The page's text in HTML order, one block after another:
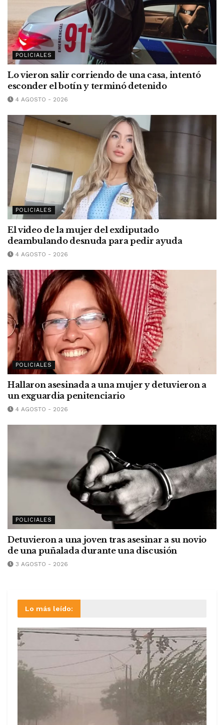
POLICIALES
Lo vieron salir corriendo de una casa, intentó
esconder el botín y terminó detenido
4 AGOSTO - 2026
POLICIALES
El video de la mujer del exdiputado
deambulando desnuda para pedir ayuda
4 AGOSTO - 2026
POLICIALES
Hallaron asesinada a una mujer y detuvieron a
un exguardia penitenciario
4 AGOSTO - 2026
POLICIALES
Detuvieron a una joven tras asesinar a su novio
de una puñalada durante una discusión
3 AGOSTO - 2026
Lo más leído: